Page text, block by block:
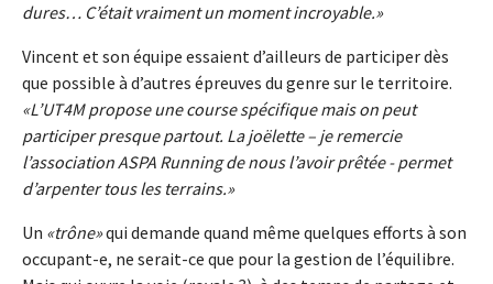
dures… C’était vraiment un moment incroyable.
Vincent et son équipe essaient d’ailleurs de participer dès
que possible à d’autres épreuves du genre sur le territoire.
L’UT4M propose une course spécifique mais on peut
participer presque partout. La joëlette – je remercie
l’association ASPA Running de nous l’avoir prêtée - permet
d’arpenter tous les terrains.
Un trône qui demande quand même quelques efforts à son
occupant-e, ne serait-ce que pour la gestion de l’équilibre.